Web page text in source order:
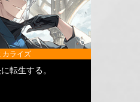
カライズ
転生する。